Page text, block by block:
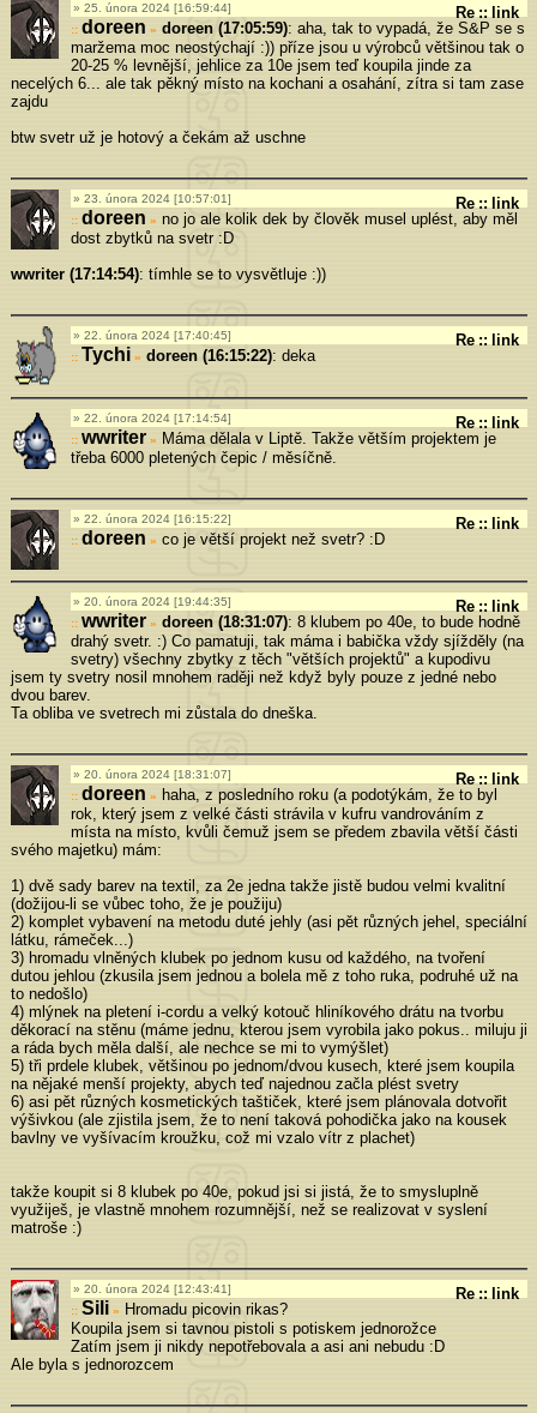
25. února 2024 [16:59:44] Re :: link
doreen » doreen (17:05:59): aha, tak to vypadá, že S&P se s
maržema moc neostýchají :)) příze jsou u výrobců většinou tak o
20-25 % levnější, jehlice za 10e jsem teď koupila jinde za
necelých 6... ale tak pěkný místo na kochani a osahání, zítra si tam zase
zajdu
btw svetr už je hotový a čekám až uschne
23. února 2024 [10:57:01] Re :: link
doreen » no jo ale kolik dek by člověk musel uplést, aby měl
dost zbytků na svetr :D
wwriter (17:14:54): tímhle se to vysvětluje :))
22. února 2024 [17:40:45] Re :: link
Tychi » doreen (16:15:22): deka
22. února 2024 [17:14:54] Re :: link
wwriter»
Máma dělala v Liptě. Takže větším projektem je
třeba 6000 pletených čepic / měsíčně.
22. února 2024 [16:15:22] Re :: link
doreen » co je větší projekt než svetr? :D
20. února 2024 [19:44:35] Re :: link
wwriter» doreen (18:31:07): 8 klubem po 40e, to bude hodně
drahý svetr. :) Co pamatuji, tak máma i babička vždy sjížděly (na
svetry) všechny zbytky z těch "větších projektů" a kupodivu
jsem ty svetry nosil mnohem raději než když byly pouze z jedné nebo
dvou barev.
Ta obliba ve svetrech mi zůstala do dneška.
20. února 2024 [18:31:07] Re :: link
doreen »
haha, z posledního roku (a podotýkám, že to byl
rok, který jsem z velké části strávila v kufru vandrováním z
místa na místo, kvůli čemuž jsem se předem zbavila větší části
svého majetku) mám:
1) dvě sady barev na textil, za 2e jedna takže jistě budou velmi kvalitní
(dožijou-li se vůbec toho, že je použiju)
2) komplet vybavení na metodu duté jehly (asi pět různých jehel, speciální
látku, rámeček...)
3) hromadu vlněných klubek po jednom kusu od každého, na tvoření
dutou jehlou (zkusila jsem jednou a bolela mě z toho ruka, podruhé už na
to nedošlo)
4) mlýnek na pletení i-cordu a velký kotouč hliníkového drátu na tvorbu
děkorací na stěnu (máme jednu, kterou jsem vyrobila jako pokus.. miluju ji
a ráda bych měla další, ale nechce se mi to vymýšlet)
5) tři prdele klubek, většinou po jednom/dvou kusech, které jsem koupila
na nějaké menší projekty, abych teď najednou začla plést svetry
6) asi pět různých kosmetických taštiček, které jsem plánovala dotvořit
výšivkou (ale zjistila jsem, že to není taková pohodička jako na kousek
bavlny ve vyšívacím kroužku, což mi vzalo vítr z plachet)
takže koupit si 8 klubek po 40e, pokud jsi si jistá, že to smysluplně
využiješ, je vlastně mnohem rozumnější, než se realizovat v syslení
matroše :)
20. února 2024 [12:43:41] Re :: link
Sili »
Hromadu picovin rikas?
Koupila jsem si tavnou pistoli s potiskem jednorožce
Zatím jsem ji nikdy nepotřebovala a asi ani nebudu :D
Ale byla s jednorozcem